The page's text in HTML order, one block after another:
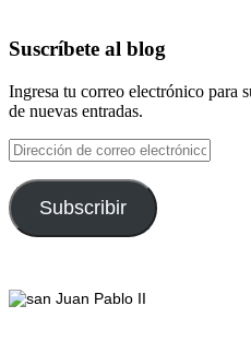
Suscríbete al blog
Ingresa tu correo electrónico para
de nuevas entradas.
Dirección
de
correo
electrónico
Subscribir